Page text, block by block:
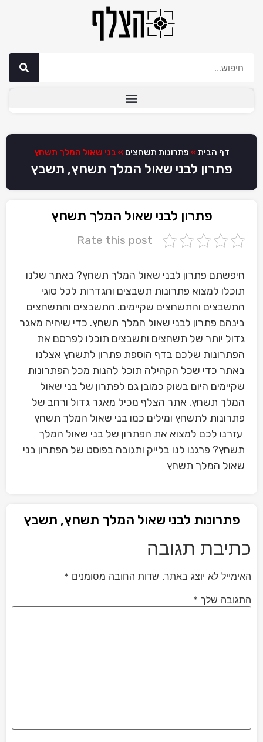
דף הבית » פתרונות תשחצים » בני שאול המלך תשחץ
פתרון לבני שאול המלך תשחץ, תשבץ
פתרון לבני שאול המלך תשחץ
Rate this post
חיפשתם פתרון לבני שאול המלך תשחץ? באתר שלנו
תוכלו למצוא פתרונות תשבצים והגדרות לכל סוגי
התשבצים והתשחצים שקיימים. התשבצים והתשחצים
בינהם פתרון לבני שאול המלך תשחץ. כדי שיהיה מאגר
גדול יותר של תשחצים ותשבצים תוכלו לפרסם את
הפתרונות שלכם בדף הוספת פתרון לתשחץ אצלנו
באתר כדי שכל הקהילה תוכל להנות מכל הפתרונות
שקיימים היום בשוק כמובן גם לפתרון של בני שאול
המלך תשחץ. אתר הצלף מכיל מאגר גדול ורחב של
פתרונות לתשחץ ומילים כמו בני שאול המלך תשחץ
עזרנו לכם למצוא את הפתרון של בני שאול המלך
תשחץ? פרגנו לנו בלייק ותגובה בפוסט של הפתרון בני
שאול המלך תשחץ
פתרונות לבני שאול המלך תשחץ, תשבץ
כתיבת תגובה
האימייל לא יוצג באתר. שדות החובה מסומנים *
התגובה שלך *